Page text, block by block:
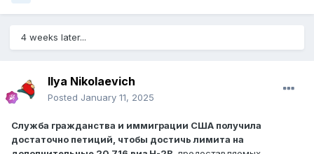
4 weeks later...
Ilya Nikolaevich
Posted January 11, 2025
Служба гражданства и иммиграции США получила
достаточно петиций, чтобы достичь лимита на